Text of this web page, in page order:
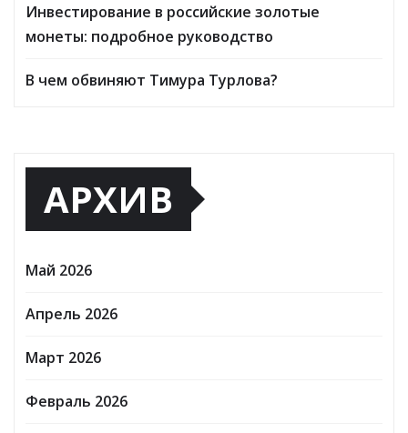
Инвестирование в российские золотые
монеты: подробное руководство
В чем обвиняют Тимура Турлова?
АРХИВ
Май 2026
Апрель 2026
Март 2026
Февраль 2026